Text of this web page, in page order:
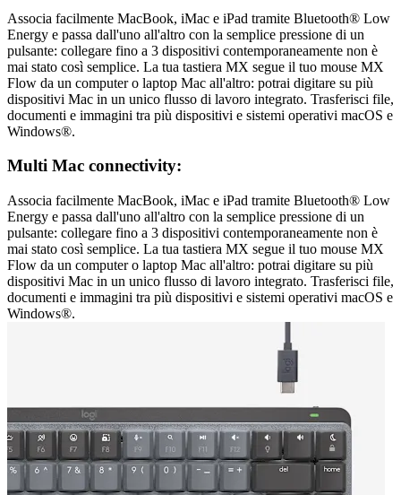
Associa facilmente MacBook, iMac e iPad tramite Bluetooth® Low
Energy e passa dall'uno all'altro con la semplice pressione di un
pulsante: collegare fino a 3 dispositivi contemporaneamente non è
mai stato così semplice. La tua tastiera MX segue il tuo mouse MX
Flow da un computer o laptop Mac all'altro: potrai digitare su più
dispositivi Mac in un unico flusso di lavoro integrato. Trasferisci file,
documenti e immagini tra più dispositivi e sistemi operativi macOS e
Windows®.
Multi Mac connectivity:
Associa facilmente MacBook, iMac e iPad tramite Bluetooth® Low
Energy e passa dall'uno all'altro con la semplice pressione di un
pulsante: collegare fino a 3 dispositivi contemporaneamente non è
mai stato così semplice. La tua tastiera MX segue il tuo mouse MX
Flow da un computer o laptop Mac all'altro: potrai digitare su più
dispositivi Mac in un unico flusso di lavoro integrato. Trasferisci file,
documenti e immagini tra più dispositivi e sistemi operativi macOS e
Windows®.